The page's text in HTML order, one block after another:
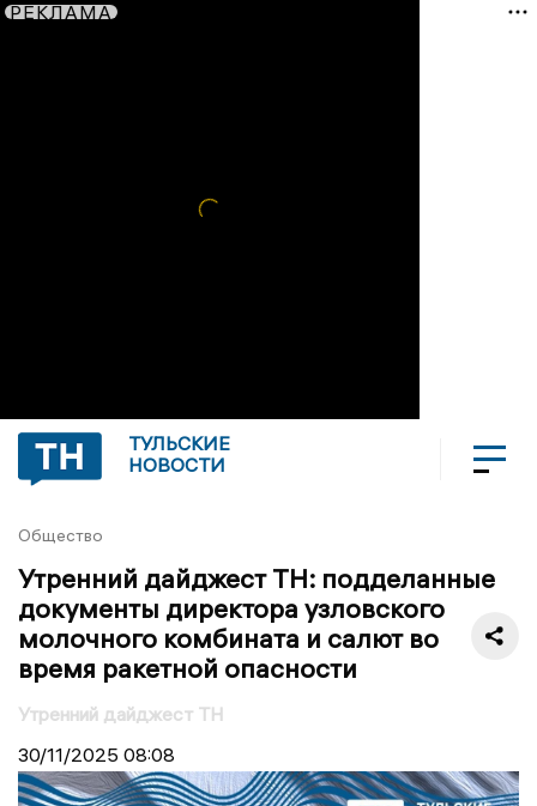
РЕКЛАМА
ТУЛЬСКИЕ
НОВОСТИ
Общество
Утренний дайджест ТН: подделанные
документы директора узловского
молочного комбината и салют во
время ракетной опасности
Утренний дайджест ТН
30/11/2025 08:08